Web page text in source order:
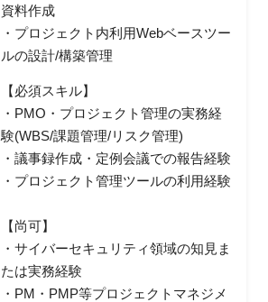
資料作成
・プロジェクト内利用Webベースツー
ルの設計/構築管理
【必須スキル】
・PMO・プロジェクト管理の実務経
験(WBS/課題管理/リスク管理)
・議事録作成・定例会議での報告経験
・プロジェクト管理ツールの利用経験
【尚可】
・サイバーセキュリティ領域の知見ま
たは実務経験
・PM・PMP等プロジェクトマネジメ